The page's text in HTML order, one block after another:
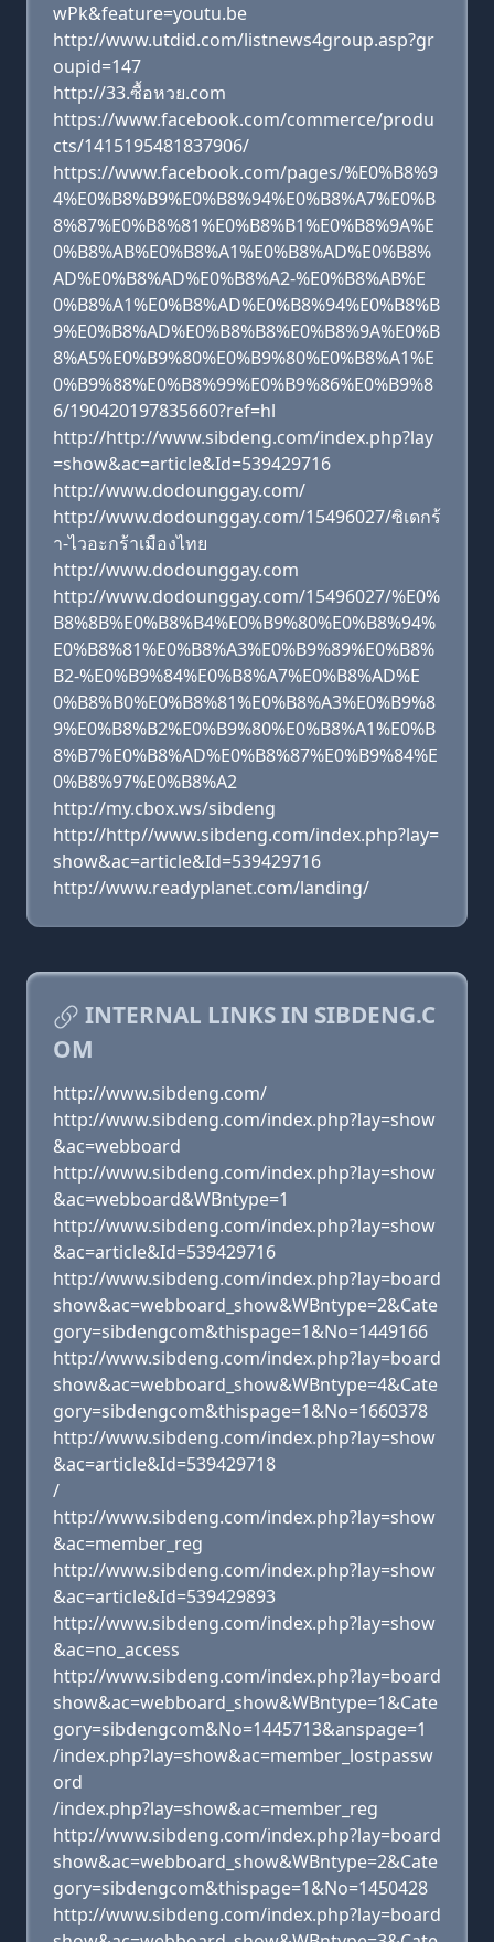
wPk&feature=youtu.be
http://www.utdid.com/listnews4group.asp?gr
oupid=147
http://33.ซื้อหวย.com
https://www.facebook.com/commerce/produ
cts/1415195481837906/
https://www.facebook.com/pages/%E0%B8%9
4%E0%B8%B9%E0%B8%94%E0%B8%A7%E0%B
8%87%E0%B8%81%E0%B8%B1%E0%B8%9A%E
0%B8%AB%E0%B8%A1%E0%B8%AD%E0%B8%
AD%E0%B8%AD%E0%B8%A2-%E0%B8%AB%E
0%B8%A1%E0%B8%AD%E0%B8%94%E0%B8%B
9%E0%B8%AD%E0%B8%B8%E0%B8%9A%E0%B
8%A5%E0%B9%80%E0%B9%80%E0%B8%A1%E
0%B9%88%E0%B8%99%E0%B9%86%E0%B9%8
6/190420197835660?ref=hl
http://http://www.sibdeng.com/index.php?lay
=show&ac=article&Id=539429716
http://www.dodounggay.com/
http://www.dodounggay.com/15496027/ซิเดกร้
า-ไวอะกร้าเมืองไทย
http://www.dodounggay.com
http://www.dodounggay.com/15496027/%E0%
B8%8B%E0%B8%B4%E0%B9%80%E0%B8%94%
E0%B8%81%E0%B8%A3%E0%B9%89%E0%B8%
B2-%E0%B9%84%E0%B8%A7%E0%B8%AD%E
0%B8%B0%E0%B8%81%E0%B8%A3%E0%B9%8
9%E0%B8%B2%E0%B9%80%E0%B8%A1%E0%B
8%B7%E0%B8%AD%E0%B8%87%E0%B9%84%E
0%B8%97%E0%B8%A2
http://my.cbox.ws/sibdeng
http://http//www.sibdeng.com/index.php?lay=
show&ac=article&Id=539429716
http://www.readyplanet.com/landing/
INTERNAL LINKS IN SIBDENG.C
OM
http://www.sibdeng.com/
http://www.sibdeng.com/index.php?lay=show
&ac=webboard
http://www.sibdeng.com/index.php?lay=show
&ac=webboard&WBntype=1
http://www.sibdeng.com/index.php?lay=show
&ac=article&Id=539429716
http://www.sibdeng.com/index.php?lay=board
show&ac=webboard_show&WBntype=2&Cate
gory=sibdengcom&thispage=1&No=1449166
http://www.sibdeng.com/index.php?lay=board
show&ac=webboard_show&WBntype=4&Cate
gory=sibdengcom&thispage=1&No=1660378
http://www.sibdeng.com/index.php?lay=show
&ac=article&Id=539429718
/
http://www.sibdeng.com/index.php?lay=show
&ac=member_reg
http://www.sibdeng.com/index.php?lay=show
&ac=article&Id=539429893
http://www.sibdeng.com/index.php?lay=show
&ac=no_access
http://www.sibdeng.com/index.php?lay=board
show&ac=webboard_show&WBntype=1&Cate
gory=sibdengcom&No=1445713&anspage=1
/index.php?lay=show&ac=member_lostpassw
ord
/index.php?lay=show&ac=member_reg
http://www.sibdeng.com/index.php?lay=board
show&ac=webboard_show&WBntype=2&Cate
gory=sibdengcom&thispage=1&No=1450428
http://www.sibdeng.com/index.php?lay=board